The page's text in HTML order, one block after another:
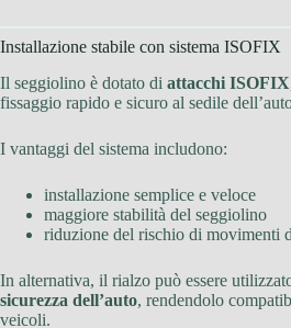
Installazione stabile con sistema ISOFIX
Il seggiolino è dotato di attacchi ISOFIX
fissaggio rapido e sicuro al sedile
I vantaggi del sistema includono:
installazione semplice e veloce
maggiore stabilità del seggiolino
riduzione del rischio di movimenti
In alternativa, il rialzo può essere
sicurezza dell’auto, rendendolo
veicoli.